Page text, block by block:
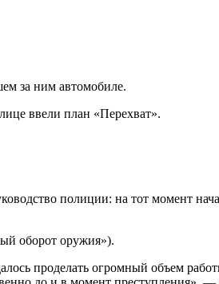
за ним автомобиле.
ввели план «Перехват».
полиции: на тот момент
оборот оружия»).
проделать огромный объем